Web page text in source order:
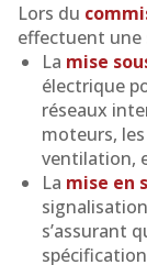
Lors du
effectuent une
La mise
électrique
réseaux
moteurs,
ventilation,
La mise en
s’assurant